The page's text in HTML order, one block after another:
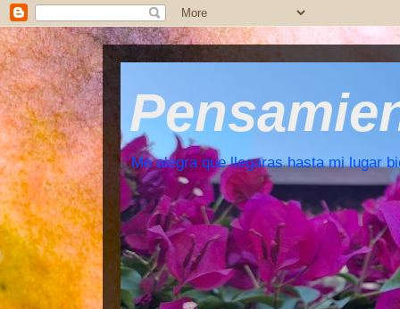
Me alegra que llegaras hasta mi lugar